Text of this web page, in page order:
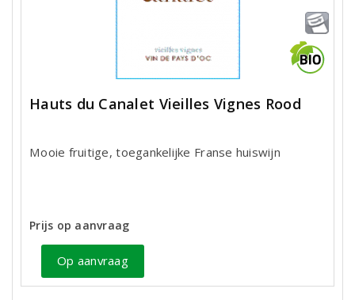
Hauts du Canalet Vieilles Vignes Rood
Mooie fruitige, toegankelijke Franse huiswijn
Prijs op aanvraag
Op aanvraag